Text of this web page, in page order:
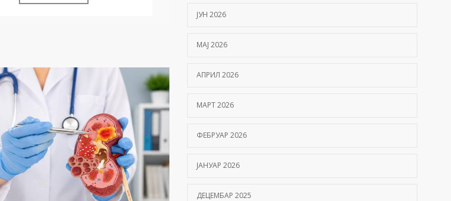
ЈУН 2026
МАЈ 2026
АПРИЛ 2026
МАРТ 2026
ФЕБРУАР 2026
ЈАНУАР 2026
ДЕЦЕМБАР 2025